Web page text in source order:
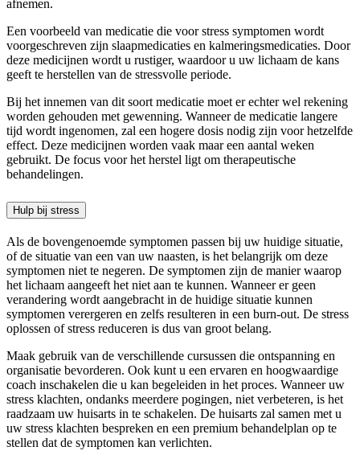
afnemen.
Een voorbeeld van medicatie die voor stress symptomen wordt
voorgeschreven zijn slaapmedicaties en kalmeringsmedicaties. Door
deze medicijnen wordt u rustiger, waardoor u uw lichaam de kans
geeft te herstellen van de stressvolle periode.
Bij het innemen van dit soort medicatie moet er echter wel rekening
worden gehouden met gewenning. Wanneer de medicatie langere
tijd wordt ingenomen, zal een hogere dosis nodig zijn voor hetzelfde
effect. Deze medicijnen worden vaak maar een aantal weken
gebruikt. De focus voor het herstel ligt om therapeutische
behandelingen.
Hulp bij stress
Als de bovengenoemde symptomen passen bij uw huidige situatie,
of de situatie van een van uw naasten, is het belangrijk om deze
symptomen niet te negeren. De symptomen zijn de manier waarop
het lichaam aangeeft het niet aan te kunnen. Wanneer er geen
verandering wordt aangebracht in de huidige situatie kunnen
symptomen verergeren en zelfs resulteren in een burn-out. De stress
oplossen of stress reduceren is dus van groot belang.
Maak gebruik van de verschillende cursussen die ontspanning en
organisatie bevorderen. Ook kunt u een ervaren en hoogwaardige
coach inschakelen die u kan begeleiden in het proces. Wanneer uw
stress klachten, ondanks meerdere pogingen, niet verbeteren, is het
raadzaam uw huisarts in te schakelen. De huisarts zal samen met u
uw stress klachten bespreken en een premium behandelplan op te
stellen dat de symptomen kan verlichten.